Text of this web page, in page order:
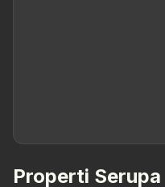
Properti Serupa